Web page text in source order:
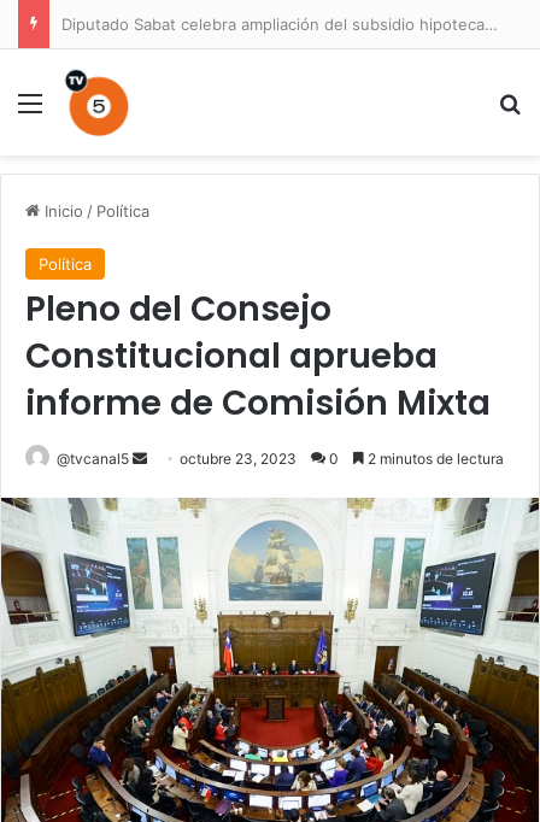
Prisión preventiva para conductor por atropello múltiple con resultado de muerte en La Unión
Menú
Inicio / Política
Política
Pleno del Consejo
Constitucional aprueba
informe de Comisión Mixta
@tvcanal5
Send
email
octubre 23, 2023 0 2 minutos de lectura